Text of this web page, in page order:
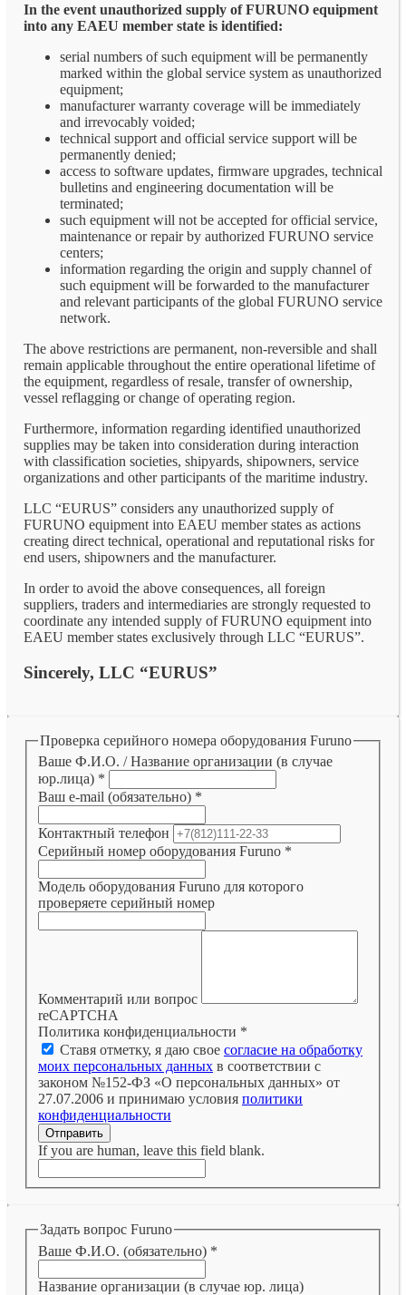
In the event unauthorized supply of FURUNO equipment
into any EAEU member state is identified:
serial numbers of such equipment will be permanently
marked within the global service system as unauthorized
equipment;
manufacturer warranty coverage will be immediately
and irrevocably voided;
technical support and official service support will be
permanently denied;
access to software updates, firmware upgrades, technical
bulletins and engineering documentation will be
terminated;
such equipment will not be accepted for official service,
maintenance or repair by authorized FURUNO service
centers;
information regarding the origin and supply channel of
such equipment will be forwarded to the manufacturer
and relevant participants of the global FURUNO service
network.
The above restrictions are permanent, non-reversible and shall
remain applicable throughout the entire operational lifetime of
the equipment, regardless of resale, transfer of ownership,
vessel reflagging or change of operating region.
Furthermore, information regarding identified unauthorized
supplies may be taken into consideration during interaction
with classification societies, shipyards, shipowners, service
organizations and other participants of the maritime industry.
LLC “EURUS” considers any unauthorized supply of
FURUNO equipment into EAEU member states as actions
creating direct technical, operational and reputational risks for
end users, shipowners and the manufacturer.
In order to avoid the above consequences, all foreign
suppliers, traders and intermediaries are strongly requested to
coordinate any intended supply of FURUNO equipment into
EAEU member states exclusively through LLC “EURUS”.
Sincerely, LLC “EURUS”
Проверка серийного номера оборудования Furuno
Ваше Ф.И.О. / Название организации (в случае
юр.лица) *
Ваш e-mail (обязательно) *
Контактный телефон
Серийный номер оборудования Furuno *
Модель оборудования Furuno для которого
проверяете серийный номер
Комментарий или вопрос
reCAPTCHA
Политика конфиденциальности *
Ставя отметку, я даю свое согласие на обработку
моих персональных данных в соответствии с
законом №152-ФЗ «О персональных данных» от
27.07.2006 и принимаю условия политики
конфиденциальности
Отправить
If you are human, leave this field blank.
Задать вопрос Furuno
Ваше Ф.И.О. (обязательно) *
Название организации (в случае юр. лица)